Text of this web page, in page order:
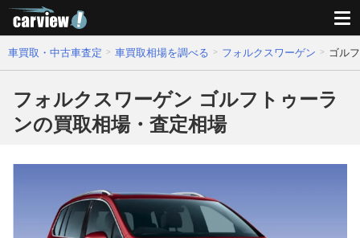
車買取・中古車査定 車買取相場を調べる フォルクスワーゲン ゴル
フォルクスワーゲン ゴルフトゥーラ
ンの買取相場・査定相場